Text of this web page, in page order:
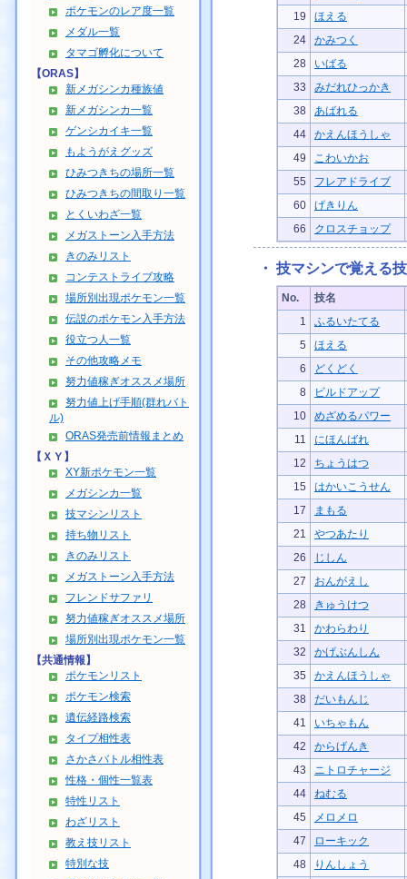
ポケモンのレア度一覧
メダル一覧
タマゴ孵化について
【ORAS】
新メガシンカ種族値
新メガシンカ一覧
ゲンシカイキ一覧
もようがえグッズ
ひみつきちの場所一覧
ひみつきちの間取り一覧
とくいわざ一覧
メガストーン入手方法
きのみリスト
コンテストライブ攻略
場所別出現ポケモン一覧
伝説のポケモン入手方法
役立つ人一覧
その他攻略メモ
努力値稼ぎオススメ場所
努力値上げ手順(群れバト
ル)
ORAS発売前情報まとめ
【ＸＹ】
XY新ポケモン一覧
メガシンカ一覧
技マシンリスト
持ち物リスト
きのみリスト
メガストーン入手方法
フレンドサファリ
努力値稼ぎオススメ場所
場所別出現ポケモン一覧
【共通情報】
ポケモンリスト
ポケモン検索
遺伝経路検索
タイプ相性表
さかさバトル相性表
性格・個性一覧表
特性リスト
わざリスト
教え技リスト
特別な技
19
ほえる
24
かみつく
28
いばる
33
みだれひっかき
38
あばれる
44
かえんほうしゃ
49
こわいかお
55
フレアドライブ
60
げきりん
66
クロスチョップ
・ 技マシンで覚える技
No.
技名
1
ふるいたてる
5
ほえる
6
どくどく
8
ビルドアップ
10
めざめるパワー
11
にほんばれ
12
ちょうはつ
15
はかいこうせん
17
まもる
21
やつあたり
26
じしん
27
おんがえし
28
きゅうけつ
31
かわらわり
32
かげぶんしん
35
かえんほうしゃ
38
だいもんじ
41
いちゃもん
42
からげんき
43
ニトロチャージ
44
ねむる
45
メロメロ
47
ローキック
48
りんしょう